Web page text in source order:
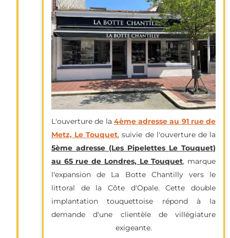
L'ouverture de la 4ème adresse au 91 rue de
Metz, Le Touquet, suivie de l'ouverture de la
5ème adresse (Les Pipelettes Le Touquet)
au 65 rue de Londres, Le Touquet, marque
l'expansion de La Botte Chantilly vers le
littoral de la Côte d'Opale. Cette double
implantation touquettoise répond à la
demande d'une clientèle de villégiature
exigeante.